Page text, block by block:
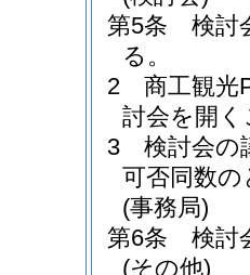
第5条
検討
る。
2
商工観光
討会を開
3
検討会の
可否同数
(事務局)
第6条
検討
(その他)